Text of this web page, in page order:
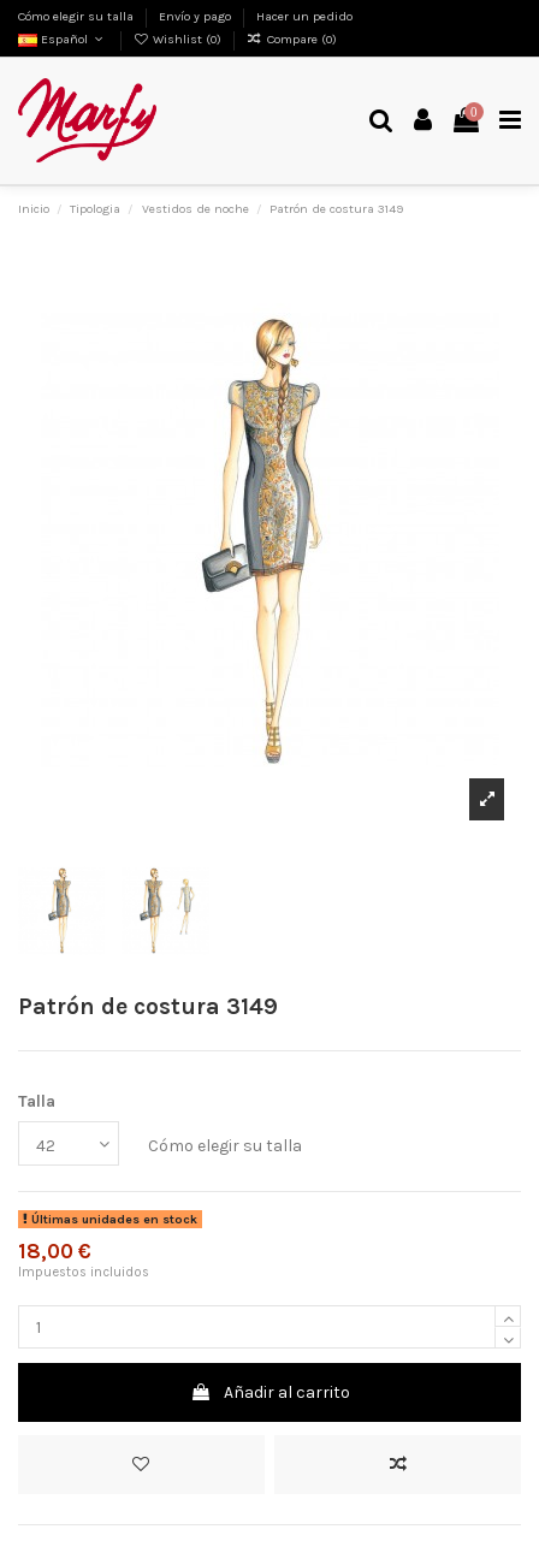
Cómo elegir su talla Envío y pago
Hacer un pedido
Español
Wishlist (0) Compare (0)
0
Inicio Tipologia Vestidos de noche Patrón de costura 3149
Patrón de costura 3149
Talla
Cómo elegir su talla
Últimas unidades en stock
18,00 €
Impuestos incluidos
Añadir al carrito